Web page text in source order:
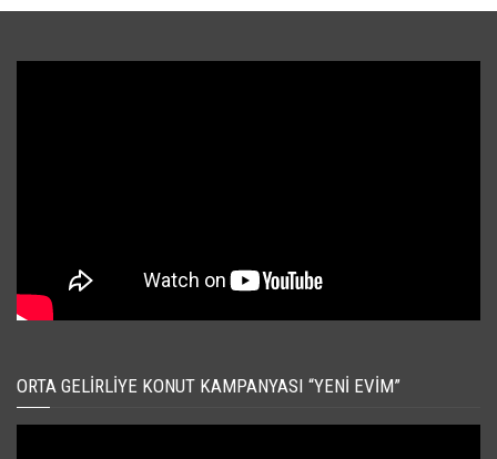
ORTA GELIRLIYE KONUT KAMPANYASI “YENI EVIM”